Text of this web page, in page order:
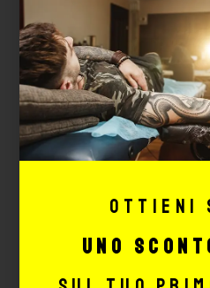
183,00€
Ottieni
uno